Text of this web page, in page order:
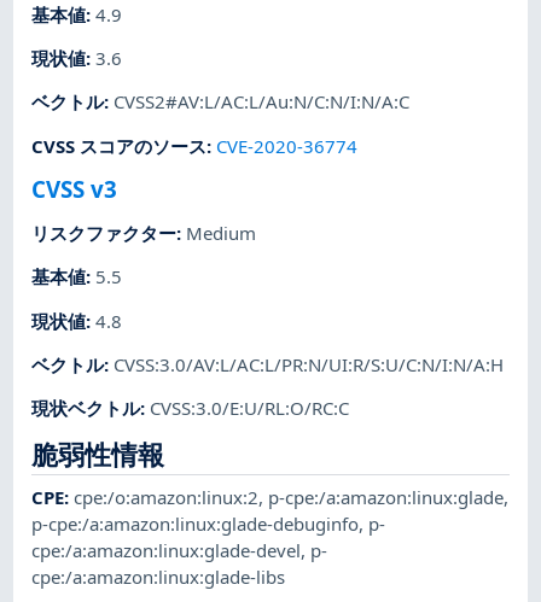
基本値:4.9
現状値:3.6
ベクトル: CVSS2#AV:L/AC:L/Au:N/C:N/I:N/A:C
CVSS スコアのソース: CVE-2020-36774
CVSS v3
リスクファクター: Medium
基本値: 5.5
現状値:4.8
ベクトル: CVSS:3.0/AV:L/AC:L/PR:N/UI:R/S:U/C:N/I:N/A:H
現状ベクトル: CVSS:3.0/E:U/RL:O/RC:C
脆弱性情報
CPE:cpe:/o:amazon:linux:2, p-cpe:/a:amazon:linux:glade,
p-cpe:/a:amazon:linux:glade-debuginfo, p-
cpe:/a:amazon:linux:glade-devel, p-
cpe:/a:amazon:linux:glade-libs